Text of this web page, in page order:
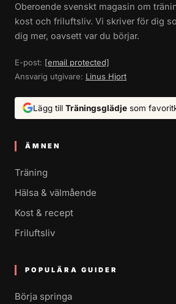
Oberoende svenskt magasin om
kost och friluftsliv. Vi skriver för dig
dig mer, oavsett var du börjar.
E-post: [email protected]
Ansvarig utgivare: Linus Hjort
Lägg till Träningsglädje som
ÄMNEN
Träning
Hälsa & välmående
Kost & recept
Friluftsliv
POPULÄRA GUIDER
Börja springa